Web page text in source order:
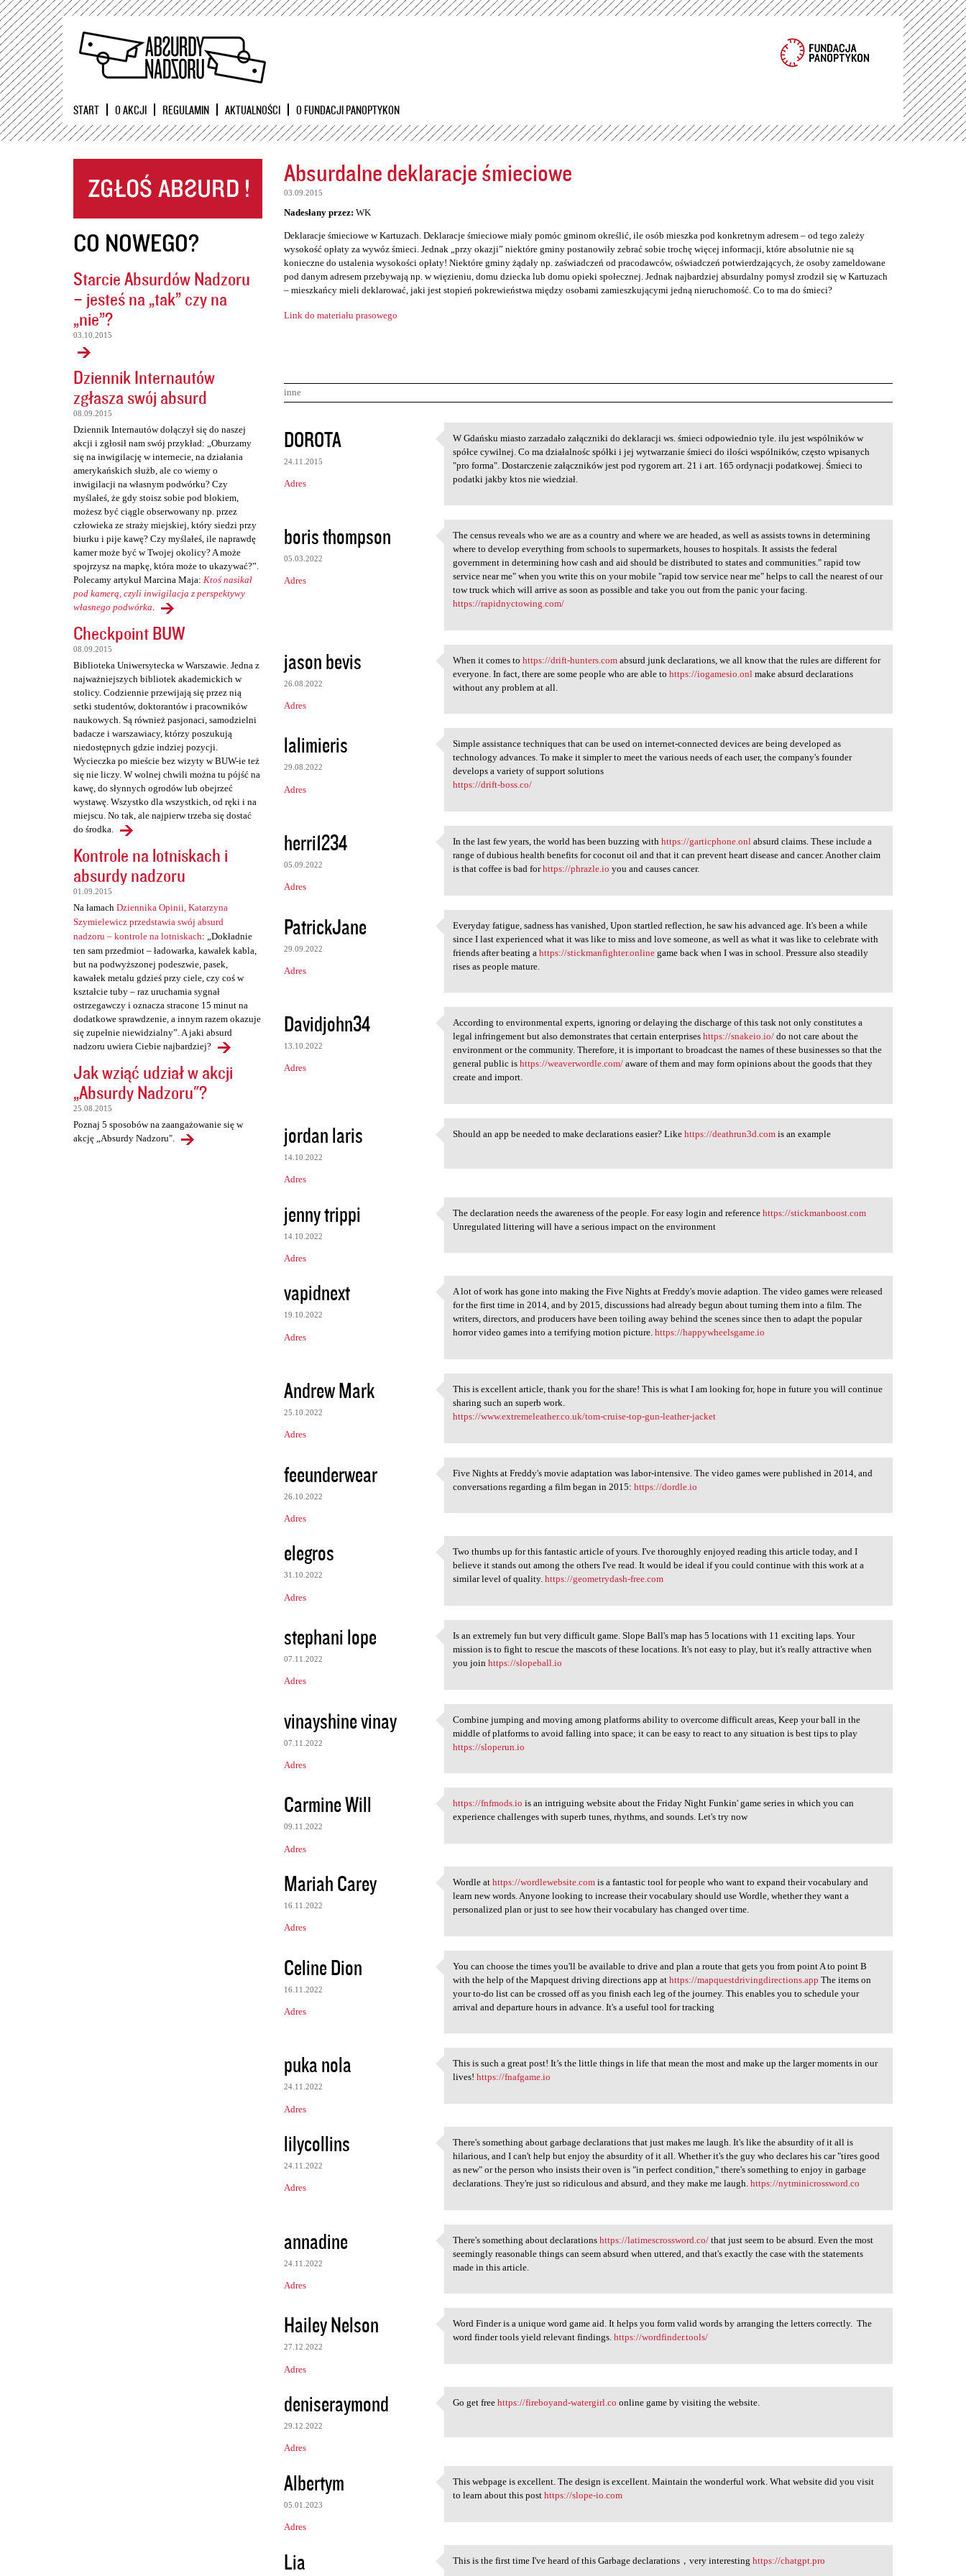
Przejdź
START O AKCJI REGULAMIN AKTUALNOŚCI O FUNDACJI PANOPTYKON
CO NOWEGO?
Starcie Absurdów Nadzoru
– jesteś na „tak” czy na
„nie”?
03.10.2015
Dziennik Internautów
zgłasza swój absurd
08.09.2015
Dziennik Internautów dołączył się do naszej
akcji i zgłosił nam swój przykład: „Oburzamy
się na inwigilację w internecie, na działania
amerykańskich służb, ale co wiemy o
inwigilacji na własnym podwórku? Czy
myślałeś, że gdy stoisz sobie pod blokiem,
możesz być ciągle obserwowany np. przez
człowieka ze straży miejskiej, który siedzi przy
biurku i pije kawę? Czy myślałeś, ile naprawdę
kamer może być w Twojej okolicy? A może
spojrzysz na mapkę, która może to ukazywać?”.
Polecamy artykuł Marcina Maja: Ktoś nasikał
pod kamerą, czyli inwigilacja z perspektywy
własnego podwórka.
Checkpoint BUW
08.09.2015
Biblioteka Uniwersytecka w Warszawie. Jedna z
najważniejszych bibliotek akademickich w
stolicy. Codziennie przewijają się przez nią
setki studentów, doktorantów i pracowników
naukowych. Są również pasjonaci, samodzielni
badacze i warszawiacy, którzy poszukują
niedostępnych gdzie indziej pozycji.
Wycieczka po mieście bez wizyty w BUW-ie też
się nie liczy. W wolnej chwili można tu pójść na
kawę, do słynnych ogrodów lub obejrzeć
wystawę. Wszystko dla wszystkich, od ręki i na
miejscu. No tak, ale najpierw trzeba się dostać
do środka.
Kontrole na lotniskach i
absurdy nadzoru
01.09.2015
Na łamach Dziennika Opinii, Katarzyna
Szymielewicz przedstawia swój absurd
nadzoru – kontrole na lotniskach: „Dokładnie
ten sam przedmiot – ładowarka, kawałek kabla,
but na podwyższonej podeszwie, pasek,
kawałek metalu gdzieś przy ciele, czy coś w
kształcie tuby – raz uruchamia sygnał
ostrzegawczy i oznacza stracone 15 minut na
dodatkowe sprawdzenie, a innym razem okazuje
się zupełnie niewidzialny”. A jaki absurd
nadzoru uwiera Ciebie najbardziej?
Jak wziąć udział w akcji
„Absurdy Nadzoru"?
25.08.2015
Poznaj 5 sposobów na zaangażowanie się w
akcję „Absurdy Nadzoru".
Absurdalne deklaracje śmieciowe
03.09.2015
Nadesłany przez: WK
Deklaracje śmieciowe w Kartuzach. Deklaracje śmieciowe miały pomóc gminom określić, ile osób mieszka pod konkretnym adresem – od tego zależy
wysokość opłaty za wywóz śmieci. Jednak „przy okazji” niektóre gminy postanowiły zebrać sobie trochę więcej informacji, które absolutnie nie są
konieczne do ustalenia wysokości opłaty! Niektóre gminy żądały np. zaświadczeń od pracodawców, oświadczeń potwierdzających, że osoby zameldowane
pod danym adresem przebywają np. w więzieniu, domu dziecka lub domu opieki społecznej. Jednak najbardziej absurdalny pomysł zrodził się w Kartuzach
– mieszkańcy mieli deklarować, jaki jest stopień pokrewieństwa między osobami zamieszkującymi jedną nieruchomość. Co to ma do śmieci?
Link do materiału prasowego
inne
K
o
m
e
t
a
r
DOROTA
24.11.2015
Adres
W Gdańsku miasto zarzadało
W Gdańsku miasto zarzadało załączniki do deklaracji ws. śmieci odpowiednio tyle. ilu jest wspólników w
spółce cywilnej. Co ma działalnośc spółki i jej wytwarzanie śmieci do ilości wspólników, często wpisanych
"pro forma". Dostarczenie załączników jest pod rygorem art. 21 i art. 165 ordynacji podatkowej. Śmieci to
podatki jakby ktos nie wiedział.
boris thompson
05.03.2022
Adres
The census reveals who we are
The census reveals who we are as a country and where we are headed, as well as assists towns in determining
where to develop everything from schools to supermarkets, houses to hospitals. It assists the federal
government in determining how cash and aid should be distributed to states and communities." rapid tow
service near me" when you write this on your mobile "rapid tow service near me" helps to call the nearest of our
tow truck which will arrive as soon as possible and take you out from the panic your facing.
https://rapidnyctowing.com/
jason bevis
26.08.2022
Adres
When it comes to https:/
When it comes tohttps://drift-hunters.com absurd junk declarations, we all know that the rules are different for
everyone. In fact, there are some people who are able tohttps://iogamesio.onl make absurd declarations
without any problem at all.
lalimieris
29.08.2022
Adres
Simple assistance techniques
Simple assistance techniques that can be used on internet-connected devices are being developed as
technology advances. To make it simpler to meet the various needs of each user, the company's founder
develops a variety of support solutions
https://drift-boss.co/
herri1234
05.09.2022
Adres
In the last few years, the
In the last few years, the world has been buzzing withhttps://garticphone.onl absurd claims. These include a
range of dubious health benefits for coconut oil and that it can prevent heart disease and cancer. Another claim
is that coffee is bad forhttps://phrazle.io you and causes cancer.
PatrickJane
29.09.2022
Adres
Everyday fatigue, sadness has
Everyday fatigue, sadness has vanished, Upon startled reflection, he saw his advanced age. It's been a while
since I last experienced what it was like to miss and love someone, as well as what it was like to celebrate with
friends after beating ahttps://stickmanfighter.online game back when I was in school. Pressure also steadily
rises as people mature.
Davidjohn34
13.10.2022
Adres
According to environmental
According to environmental experts, ignoring or delaying the discharge of this task not only constitutes a
legal infringement but also demonstrates that certain enterpriseshttps://snakeio.io/ do not care about the
environment or the community. Therefore, it is important to broadcast the names of these businesses so that the
general public ishttps://weaverwordle.com/ aware of them and may form opinions about the goods that they
create and import.
jordan laris
14.10.2022
Adres
Should an app be needed to
Should an app be needed to make declarations easier? Likehttps://deathrun3d.com is an example
jenny trippi
14.10.2022
Adres
The declaration needs the
The declaration needs the awareness of the people. For easy login and referencehttps://stickmanboost.com
Unregulated littering will have a serious impact on the environment
vapidnext
19.10.2022
Adres
A lot of work has gone into
A lot of work has gone into making the Five Nights at Freddy's movie adaption. The video games were released
for the first time in 2014, and by 2015, discussions had already begun about turning them into a film. The
writers, directors, and producers have been toiling away behind the scenes since then to adapt the popular
horror video games into a terrifying motion picture.https://happywheelsgame.io
Andrew Mark
25.10.2022
Adres
This is excellent article,
This is excellent article, thank you for the share! This is what I am looking for, hope in future you will continue
sharing such an superb work.
https://www.extremeleather.co.uk/tom-cruise-top-gun-leather-jacket
feeunderwear
26.10.2022
Adres
Five Nights at Freddy's movie
Five Nights at Freddy's movie adaptation was labor-intensive. The video games were published in 2014, and
conversations regarding a film began in 2015:https://dordle.io
elegros
31.10.2022
Adres
Two thumbs up for this
Two thumbs up for this fantastic article of yours. I've thoroughly enjoyed reading this article today, and I
believe it stands out among the others I've read. It would be ideal if you could continue with this work at a
similar level of quality.https://geometrydash-free.com
stephani lope
07.11.2022
Adres
Is an extremely fun but very
Is an extremely fun but very difficult game. Slope Ball's map has 5 locations with 11 exciting laps. Your
mission is to fight to rescue the mascots of these locations. It's not easy to play, but it's really attractive when
you joinhttps://slopeball.io
vinayshine vinay
07.11.2022
Adres
Combine jumping and moving
Combine jumping and moving among platforms ability to overcome difficult areas, Keep your ball in the
middle of platforms to avoid falling into space; it can be easy to react to any situation is best tips to play
https://sloperun.io
Carmine Will
09.11.2022
Adres
https://fnfmods.io is an
https://fnfmods.io is an intriguing website about the Friday Night Funkin' game series in which you can
experience challenges with superb tunes, rhythms, and sounds. Let's try now
Mariah Carey
16.11.2022
Adres
Wordle at https:/
Wordle athttps://wordlewebsite.com is a fantastic tool for people who want to expand their vocabulary and
learn new words. Anyone looking to increase their vocabulary should use Wordle, whether they want a
personalized plan or just to see how their vocabulary has changed over time.
Celine Dion
16.11.2022
Adres
You can choose the times you
You can choose the times you'll be available to drive and plan a route that gets you from point A to point B
with the help of the Mapquest driving directions app athttps://mapquestdrivingdirections.app The items on
your to-do list can be crossed off as you finish each leg of the journey. This enables you to schedule your
arrival and departure hours in advance. It's a useful tool for tracking
puka nola
24.11.2022
Adres
This is such a great post! It
This is such a great post! It’s the little things in life that mean the most and make up the larger moments in our
lives!https://fnafgame.io
lilycollins
24.11.2022
Adres
There's something about
There's something about garbage declarations that just makes me laugh. It's like the absurdity of it all is
hilarious, and I can't help but enjoy the absurdity of it all. Whether it's the guy who declares his car "tires good
as new" or the person who insists their oven is "in perfect condition," there's something to enjoy in garbage
declarations. They're just so ridiculous and absurd, and they make me laugh.https://nytminicrossword.co
annadine
24.11.2022
Adres
There's something about
There's something about declarationshttps://latimescrossword.co/ that just seem to be absurd. Even the most
seemingly reasonable things can seem absurd when uttered, and that's exactly the case with the statements
made in this article.
Hailey Nelson
27.12.2022
Adres
Word Finder is a unique word
Word Finder is a unique word game aid. It helps you form valid words by arranging the letters correctly. The
word finder tools yield relevant findings.https://wordfinder.tools/
deniseraymond
29.12.2022
Adres
Go get free https:/
Go get freehttps://fireboyand-watergirl.co online game by visiting the website.
Albertym
05.01.2023
Adres
This webpage is excellent.
This webpage is excellent. The design is excellent. Maintain the wonderful work. What website did you visit
to learn about this posthttps://slope-io.com
Lia This is the first time I've heard of this Garbage declarations，very interestinghttps://chatgpt.pro